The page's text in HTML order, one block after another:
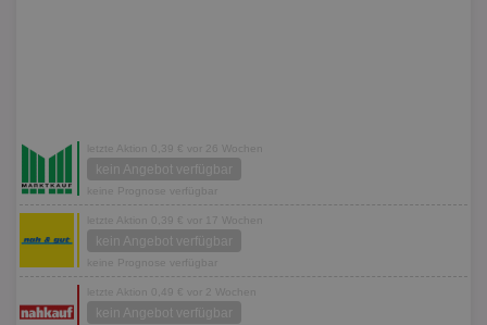
letzte Aktion 0,39 € vor 26 Wochen
kein Angebot verfügbar
keine Prognose verfügbar
letzte Aktion 0,39 € vor 17 Wochen
kein Angebot verfügbar
keine Prognose verfügbar
letzte Aktion 0,49 € vor 2 Wochen
kein Angebot verfügbar